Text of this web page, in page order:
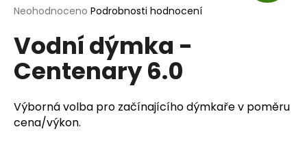
Průměrné
produktu
je
0,0
z
hvězdiček.
Neohodnoceno Podrobnosti hodnocení
Vodní dýmka -
Centenary 6.0
Výborná volba pro začínajícího dýmkaře v poměru
cena/výkon.
HLEDAT
D